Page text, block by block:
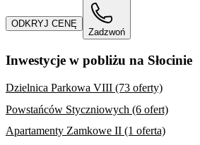
ODKRYJ CENĘ
Zadzwoń
Inwestycje w pobliżu na Słocinie
Dzielnica Parkowa VIII (73 oferty)
Powstańców Styczniowych (6 ofert)
Apartamenty Zamkowe II (1 oferta)